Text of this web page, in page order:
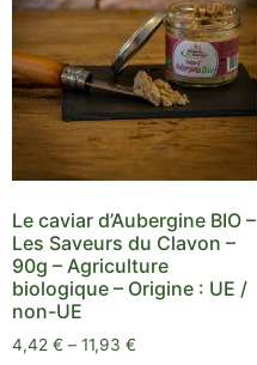
Le caviar d’Aubergine BIO –
Les Saveurs du Clavon –
90g – Agriculture
biologique – Origine : UE /
non-UE
4,42 € – 11,93 €